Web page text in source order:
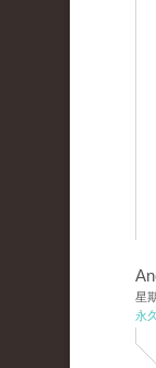
星
永